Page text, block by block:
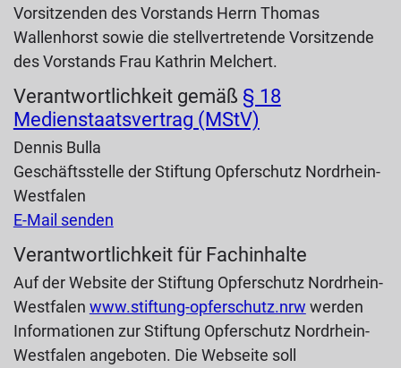
Vorsitzenden des Vorstands Herrn Thomas
Wallenhorst sowie die stellvertretende Vorsitzende
des Vorstands Frau Kathrin Melchert.
Verantwortlichkeit gemäß § 18
Medienstaatsvertrag (MStV)
Dennis Bulla
Geschäftsstelle der Stiftung Opferschutz Nordrhein-
Westfalen
E-Mail senden
Verantwortlichkeit für Fachinhalte
Auf der Website der Stiftung Opferschutz Nordrhein-
Westfalen www.stiftung-opferschutz.nrw werden
Informationen zur Stiftung Opferschutz Nordrhein-
Westfalen angeboten. Die Webseite soll